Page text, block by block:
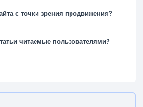
с точки зрения продвижения?
читаемые пользователями?